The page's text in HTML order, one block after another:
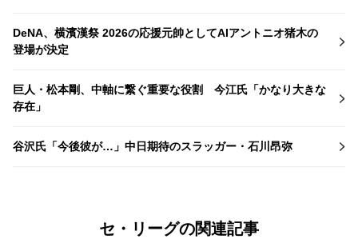
DeNA、横濱漢祭 2026の応援元帥としてAIアントニオ猪木の
登場が決定
巨人・松本剛、中軸に繋ぐ重要な役割 今江氏「かなり大きな
存在」
谷沢氏「今後彼が…」中日期待のスラッガー・石川昂弥
セ・リーグの関連記事